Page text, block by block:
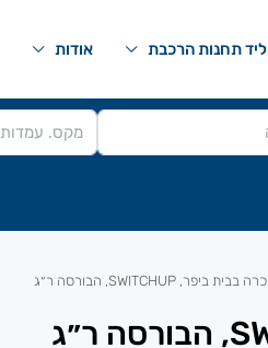
ליד תחנות הרכבת אודות